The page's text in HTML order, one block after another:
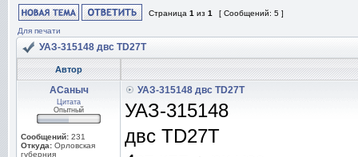
Страница 1 из 1
[ Сообщений: 5 ]
Для печати
УАЗ-315148 двс TD27T
Автор
АСаныч
Цитата
Опытный
Сообщений: 231
Откуда: Орловская
губерния
УАЗ-315148 двс TD27T
УАЗ-315148
двс TD27T